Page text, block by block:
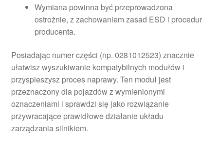
Wymiana powinna być przeprowadzona
ostrożnie, z zachowaniem zasad ESD i procedur
producenta.
Posiadając numer części (np. 0281012523) znacznie
ułatwisz wyszukiwanie kompatybilnych modułów i
przyspieszysz proces naprawy. Ten moduł jest
przeznaczony dla pojazdów z wymienionymi
oznaczeniami i sprawdzi się jako rozwiązanie
przywracające prawidłowe działanie układu
zarządzania silnikiem.